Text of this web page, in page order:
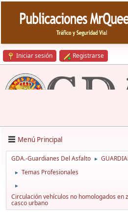
Iniciar sesión Registrarse
Menú Principal
GDA.-Guardianes Del Asfalto ►
► Temas Profesionales
►
Circulación vehículos no homologados en
casco urbano